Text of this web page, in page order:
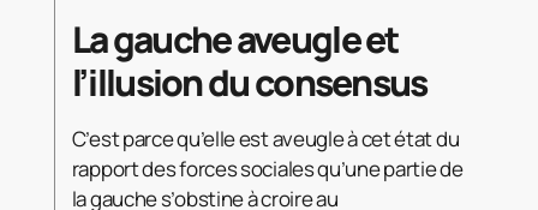
La gauche aveugle et
l’illusion du consensus
C’est parce qu’elle est aveugle à cet état du
rapport des forces sociales qu’une partie de
la gauche s’obstine à croire au